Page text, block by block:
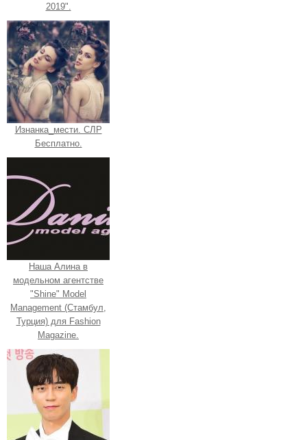
2019".
Изнанка_мести. СЛР
Бесплатно.
Наша Алина в
модельном агентстве
"Shine" Model
Management (Стамбул,
Турция) для Fashion
Magazine.